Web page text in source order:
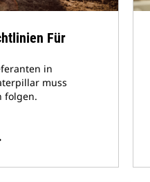
Für
in
muss
folgen.